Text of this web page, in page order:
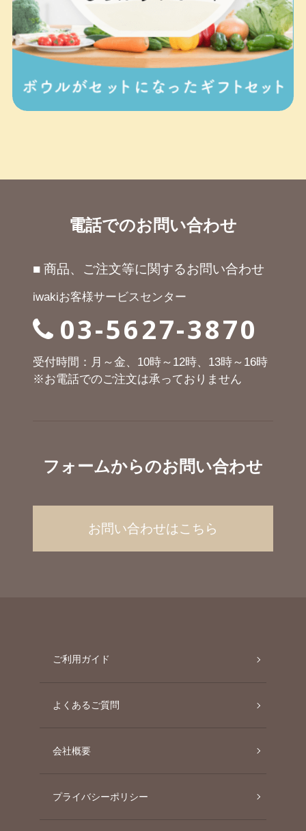
電話でのお問い合わせ
■ 商品、ご注文等に関するお問い合わせ
iwakiお客様サービスセンター
03-5627-3870
受付時間：月～金、10時～12時、13時～16時
※お電話でのご注文は承っておりません
フォームからのお問い合わせ
お問い合わせはこちら
ご利用ガイド
よくあるご質問
会社概要
プライバシーポリシー